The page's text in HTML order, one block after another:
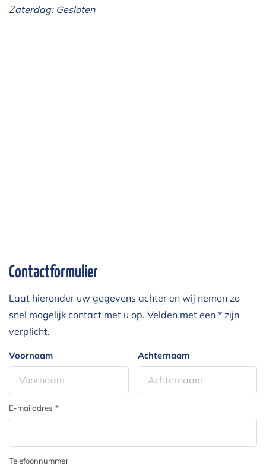
Zaterdag: Gesloten
Contactformulier
Laat hieronder uw gegevens achter en wij nemen zo
snel mogelijk contact met u op. Velden met een * zijn
verplicht.
Voornaam Achternaam
E-mailadres *
Telefoonnummer